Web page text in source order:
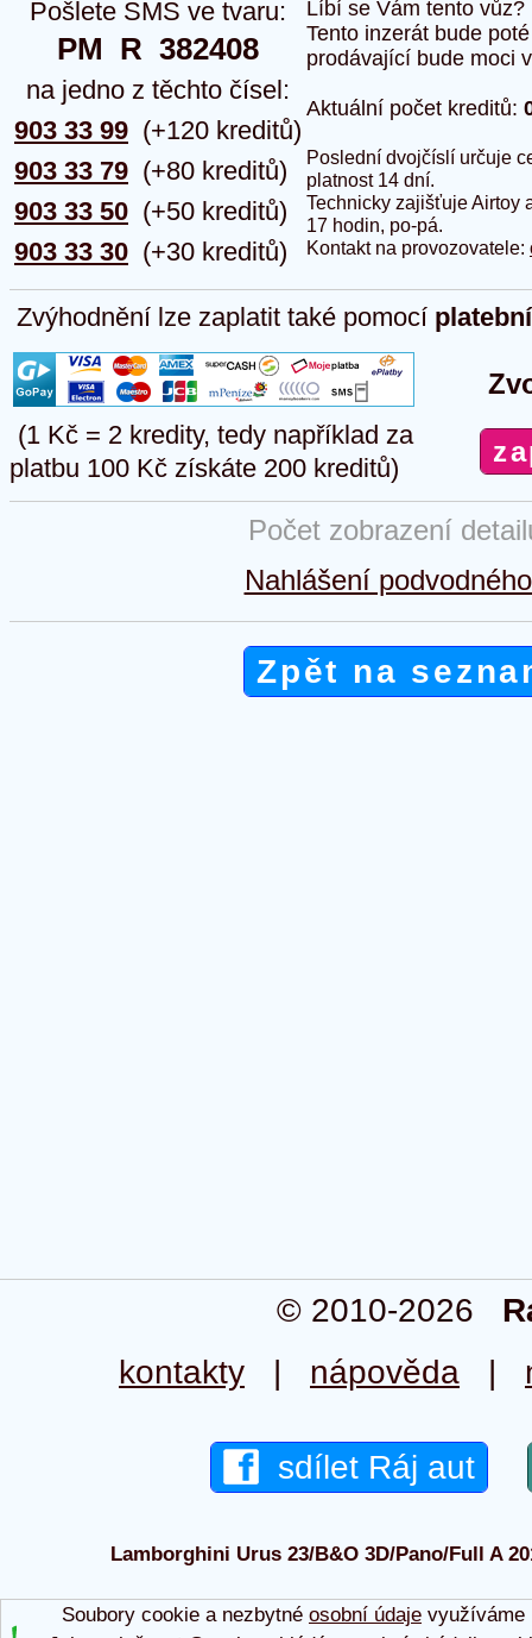
Pošlete SMS ve tvaru:
PM  R  382408
na jedno z těchto čísel:
903 33 99
903 33 79
903 33 50
903 33 30
(+120 kreditů)
(+80 kreditů)
(+50 kreditů)
(+30 kreditů)
Líbí se Vám tento
Tento inzerát bude
prodávající bude moci
Aktuální počet kreditů:
Poslední dvojčíslí určuje
platnost 14 dní.
Technicky zajišťuje Airtoy
17 hodin, po-pá.
Kontakt na provozovatele:
Zvýhodnění lze zaplatit také pomocí
(1 Kč = 2 kredity, tedy například za
platbu 100 Kč získáte 200 kreditů)
Počet zobrazení
Nahlášení
Zpět na
© 2010-2026
kontakty | nápověda |
sdílet Ráj aut
Lamborghini Urus 23/B&O 3D/Pano/Full A
Soubory cookie a nezbytné osobní údajevyužíváme